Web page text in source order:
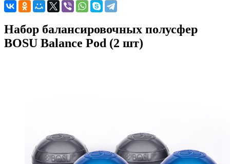
Набор балансировочных полусфер
BOSU Balance Pod (2 шт)